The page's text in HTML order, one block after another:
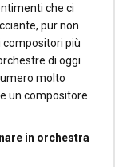
che ci
pur non
compositori più
di oggi
molto
un compositore
in orchestra